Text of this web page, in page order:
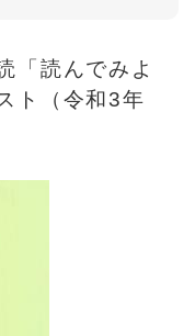
「読んでみよ
ト（令和3年